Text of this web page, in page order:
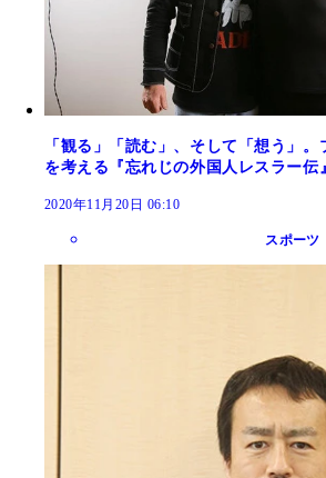
「観る」「読む」、そして「想う」
を考える『忘れじの外国人レスラー伝』
2020年11月20日 06:10
スポーツ